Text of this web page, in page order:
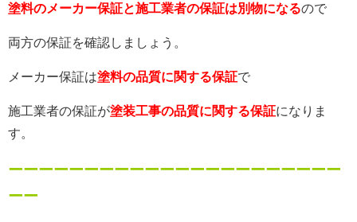
塗料のメーカー保証と施工業者の保証は別物になるので
両方の保証を確認しましょう。
メーカー保証は塗料の品質に関する保証で
施工業者の保証が塗装工事の品質に関する保証になりま
す。
ーーーーーーーーーーーーーーーーーーーーーー
ーー